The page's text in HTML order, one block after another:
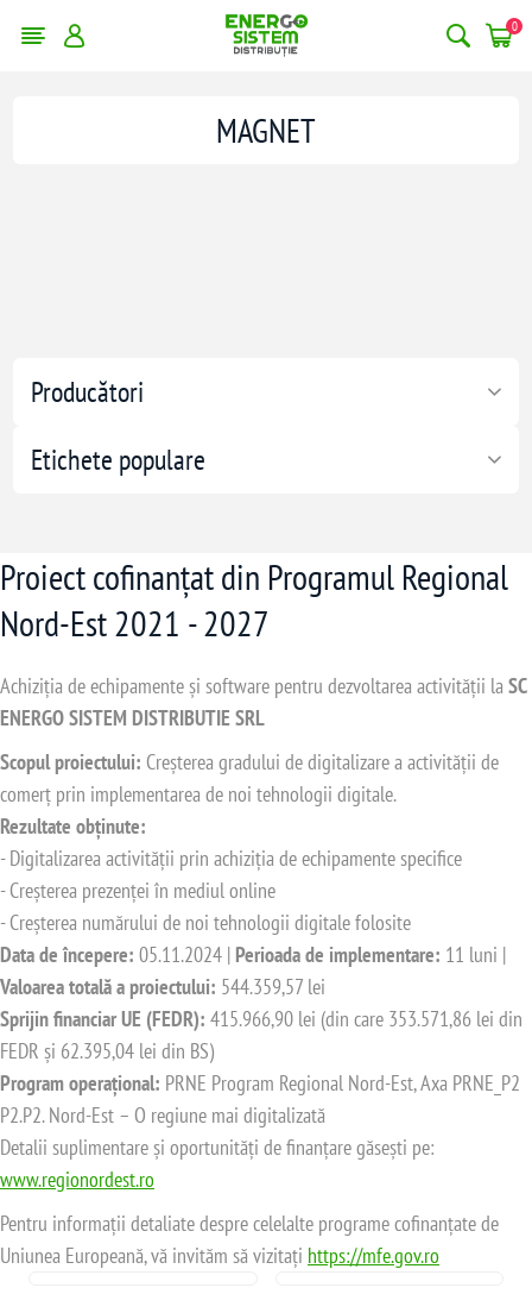
0
Producători
Etichete populare
MAGNET
Proiect cofinanțat din Programul Regional
Nord-Est 2021 - 2027
Achiziția de echipamente și software pentru dezvoltarea activității laSC
ENERGO SISTEM DISTRIBUTIE SRL
Scopul proiectului: Creșterea gradului de digitalizare a activității de
comerț prin implementarea de noi tehnologii digitale.
Rezultate obținute:
- Digitalizarea activității prin achiziția de echipamente specifice
- Creșterea prezenței în mediul online
- Creșterea numărului de noi tehnologii digitale folosite
Data de începere: 05.11.2024 | Perioada de implementare: 11 luni |
Valoarea totală a proiectului: 544.359,57 lei
Sprijin financiar UE (FEDR): 415.966,90 lei (din care 353.571,86 lei din
FEDR și 62.395,04 lei din BS)
Program operațional: PRNE Program Regional Nord-Est, Axa PRNE_P2
P2.P2. Nord-Est – O regiune mai digitalizată
Detalii suplimentare și oportunități de finanțare găsești pe:
www.regionordest.ro
Pentru informații detaliate despre celelalte programe cofinanțate de
Uniunea Europeană, vă invităm să vizitați https://mfe.gov.ro